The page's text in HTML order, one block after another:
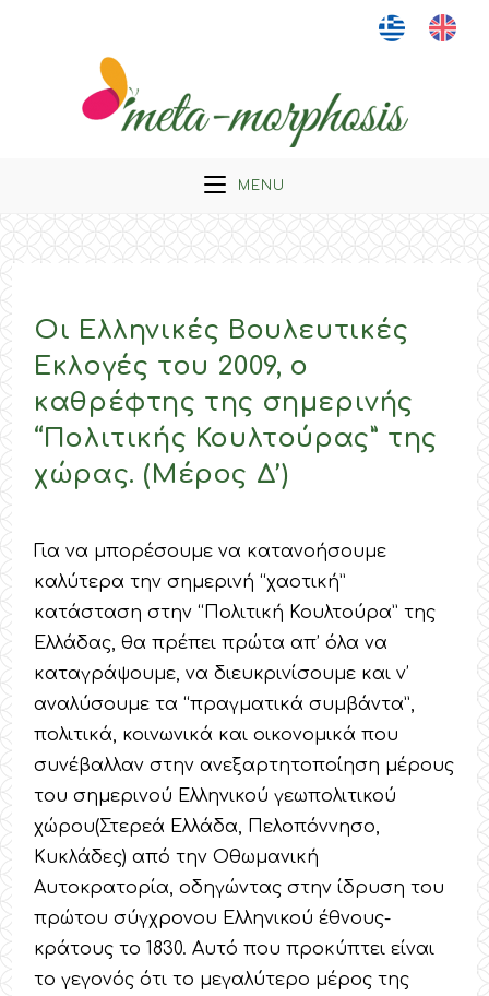
MENU
Οι Ελληνικές Βουλευτικές
Εκλογές του 2009, ο
καθρέφτης της σημερινής
“Πολιτικής Κουλτούρας” της
χώρας. (Μέρος Δ’)
Για να μπορέσουμε να κατανοήσουμε
καλύτερα την σημερινή “χαοτική”
κατάσταση στην “Πολιτική Κουλτούρα” της
Ελλάδας, θα πρέπει πρώτα απ’ όλα να
καταγράψουμε, να διευκρινίσουμε και ν’
αναλύσουμε τα “πραγματικά συμβάντα”,
πολιτικά, κοινωνικά και οικονομικά που
συνέβαλλαν στην ανεξαρτητοποίηση μέρους
του σημερινού Ελληνικού γεωπολιτικού
χώρου(Στερεά Ελλάδα, Πελοπόννησο,
Κυκλάδες) από την Οθωμανική
Αυτοκρατορία, οδηγώντας στην ίδρυση του
πρώτου σύγχρονου Ελληνικού έθνους-
κράτους το 1830. Αυτό που προκύπτει είναι
το γεγονός ότι το μεγαλύτερο μέρος της